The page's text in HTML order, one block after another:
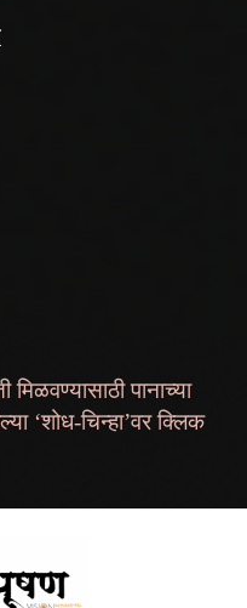
पानाच्या
‘शोध-चिन्हा’वर क्लिक